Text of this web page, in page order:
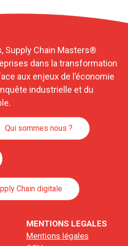
Supply Chain Masters®
dans la transformation
aux enjeux de l’économie
industrielle et du
Qui sommes nous ?
Chain digitale
MENTIONS LEGALES
Mentions légales